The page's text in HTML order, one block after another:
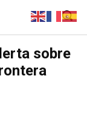
sobre